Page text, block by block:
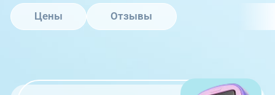
Цены Отзывы